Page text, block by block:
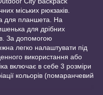
міських рюкзаків.
для планшета. На
для дрібних
За допомогою
легко налаштувати під
використання або
включає в себе 3 розміри
кольорів (помаранчевий